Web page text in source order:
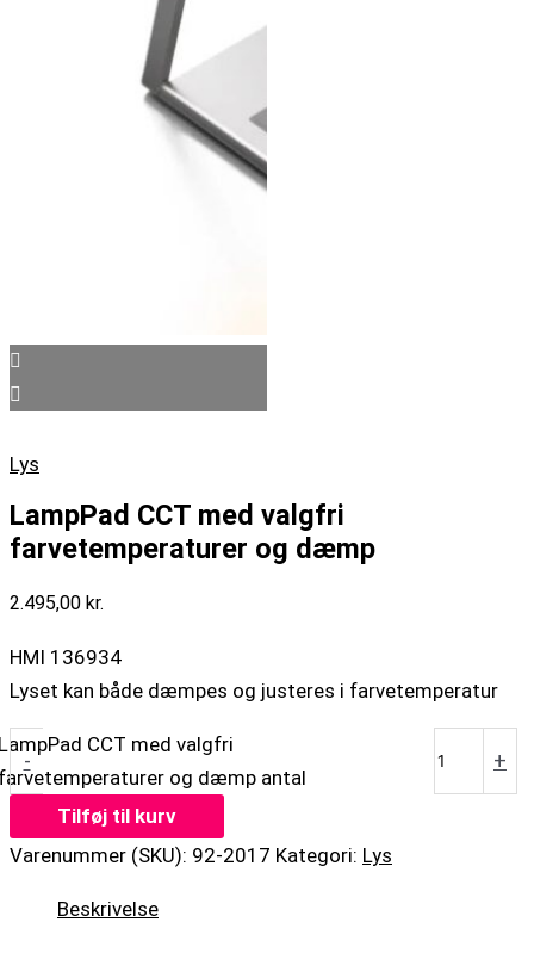
Lys
LampPad CCT med valgfri
farvetemperaturer og dæmp
2.495,00 kr.
HMI 136934
Lyset kan både dæmpes og justeres i farvetemperatur
-
CCT med valgfri
og dæmp antal
+
Tilføj til kurv
Varenummer (SKU): 92-2017 Kategori: Lys
Beskrivelse